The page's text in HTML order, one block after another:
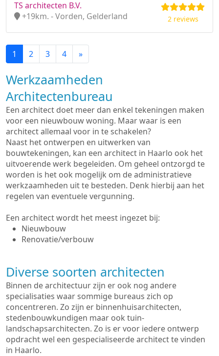
TS architecten B.V.
+19km. - Vorden, Gelderland
2 reviews
1 2 3 4 »
Werkzaamheden
Architectenbureau
Een architect doet meer dan enkel tekeningen maken
voor een nieuwbouw woning. Maar waar is een
architect allemaal voor in te schakelen?
Naast het ontwerpen en uitwerken van
bouwtekeningen, kan een architect in Haarlo ook het
uitvoerende werk begeleiden. Om geheel ontzorgd te
worden is het ook mogelijk om de administratieve
werkzaamheden uit te besteden. Denk hierbij aan het
regelen van eventuele vergunning.
Een architect wordt het meest ingezet bij:
Nieuwbouw
Renovatie/verbouw
Diverse soorten architecten
Binnen de architectuur zijn er ook nog andere
specialisaties waar sommige bureaus zich op
concentreren. Zo zijn er binnenhuisarchitecten,
stedenbouwkundigen maar ook tuin-
landschapsarchitecten. Zo is er voor iedere ontwerp
opdracht wel een gespecialiseerde architect te vinden
in Haarlo.